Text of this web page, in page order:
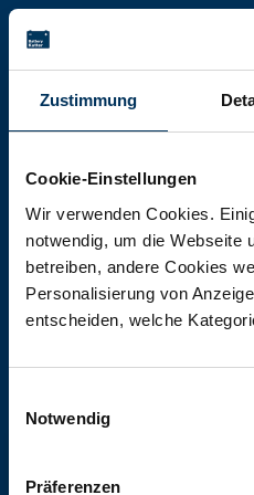
Zustimmung
Cookie-Einstellungen
Wir verwenden Cookies.
notwendig, um die Webseite
betreiben, andere Cookies
Personalisierung von
entscheiden, welche
Notwendig
Präferenzen
Battery-Kutter Shop
In unserem Shop
jeglicher Art, Größe
Zum Shop